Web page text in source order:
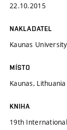
22.10.2015
NAKLADATEL
Kaunas
MÍSTO
Kaunas, Lithuania
KNIHA
19th